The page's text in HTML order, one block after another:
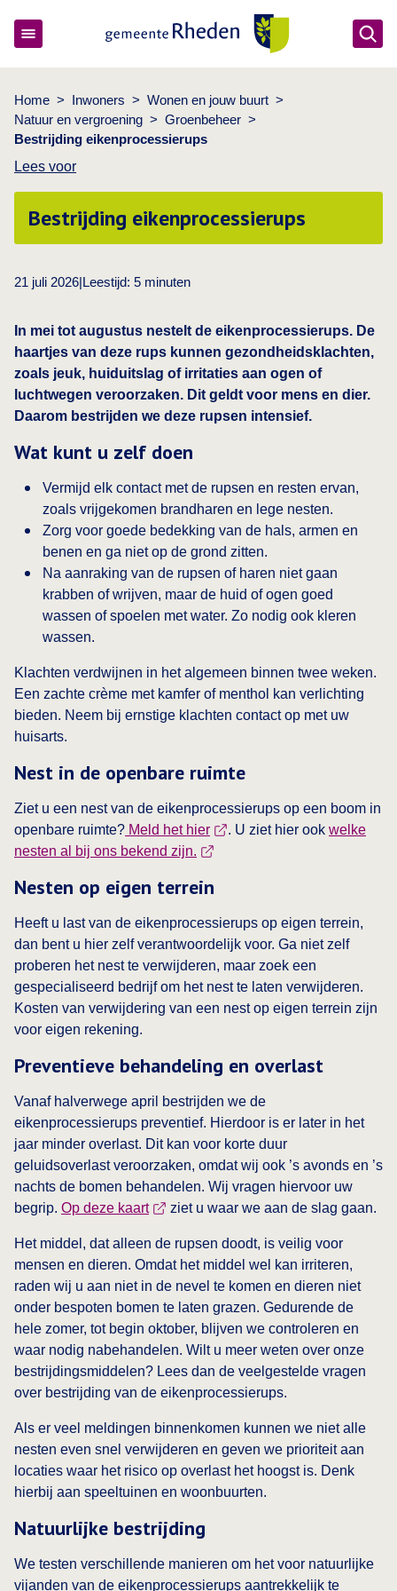
Home > Inwoners > Wonen en jouw buurt >
Natuur en vergroening > Groenbeheer >
Bestrijding eikenprocessierups
Lees voor
Bestrijding eikenprocessierups
21 juli 2026|Leestijd: 5 minuten
In mei tot augustus nestelt de eikenprocessierups. De
haartjes van deze rups kunnen gezondheidsklachten,
zoals jeuk, huiduitslag of irritaties aan ogen of
luchtwegen veroorzaken. Dit geldt voor mens en dier.
Daarom bestrijden we deze rupsen intensief.
Wat kunt u zelf doen
Vermijd elk contact met de rupsen en resten ervan,
zoals vrijgekomen brandharen en lege nesten.
Zorg voor goede bedekking van de hals, armen en
benen en ga niet op de grond zitten.
Na aanraking van de rupsen of haren niet gaan
krabben of wrijven, maar de huid of ogen goed
wassen of spoelen met water. Zo nodig ook kleren
wassen.
Klachten verdwijnen in het algemeen binnen twee weken.
Een zachte crème met kamfer of menthol kan verlichting
bieden. Neem bij ernstige klachten contact op met uw
huisarts.
Nest in de openbare ruimte
Ziet u een nest van de eikenprocessierups op een boom in
openbare ruimte? Meld het hier . U ziet hier ook welke
nesten al bij ons bekend zijn.
Nesten op eigen terrein
Heeft u last van de eikenprocessierups op eigen terrein,
dan bent u hier zelf verantwoordelijk voor. Ga niet zelf
proberen het nest te verwijderen, maar zoek een
gespecialiseerd bedrijf om het nest te laten verwijderen.
Kosten van verwijdering van een nest op eigen terrein zijn
voor eigen rekening.
Preventieve behandeling en overlast
Vanaf halverwege april bestrijden we de
eikenprocessierups preventief. Hierdoor is er later in het
jaar minder overlast. Dit kan voor korte duur
geluidsoverlast veroorzaken, omdat wij ook ’s avonds en ’s
nachts de bomen behandelen. Wij vragen hiervoor uw
begrip. Op deze kaart ziet u waar we aan de slag gaan.
Het middel, dat alleen de rupsen doodt, is veilig voor
mensen en dieren. Omdat het middel wel kan irriteren,
raden wij u aan niet in de nevel te komen en dieren niet
onder bespoten bomen te laten grazen. Gedurende de
hele zomer, tot begin oktober, blijven we controleren en
waar nodig nabehandelen. Wilt u meer weten over onze
bestrijdingsmiddelen? Lees dan de veelgestelde vragen
over bestrijding van de eikenprocessierups.
Als er veel meldingen binnenkomen kunnen we niet alle
nesten even snel verwijderen en geven we prioriteit aan
locaties waar het risico op overlast het hoogst is. Denk
hierbij aan speeltuinen en woonbuurten.
Natuurlijke bestrijding
We testen verschillende manieren om het voor natuurlijke
vijanden van de eikenprocessierups aantrekkelijk te